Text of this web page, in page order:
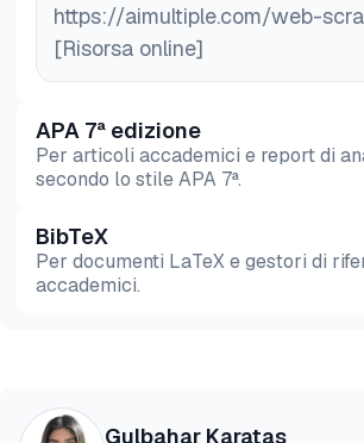
https://aimultiple.com/web-
[Risorsa online]
APA 7ª edizione
Per articoli accademici e report di
secondo lo stile APA 7ª.
Anteprima
BibTeX
Per documenti LaTeX e gestori di
accademici.
@misc{karatas2026,
Gulbahar Karatas